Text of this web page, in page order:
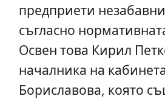
предприети
съгласно
Освен това Кирил
началника на
Бориславова, която